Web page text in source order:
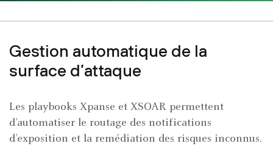
Gestion automatique de la
surface d’attaque
Les playbooks Xpanse et XSOAR permettent
d’automatiser le routage des notifications
d’exposition et la remédiation des risques inconnus.